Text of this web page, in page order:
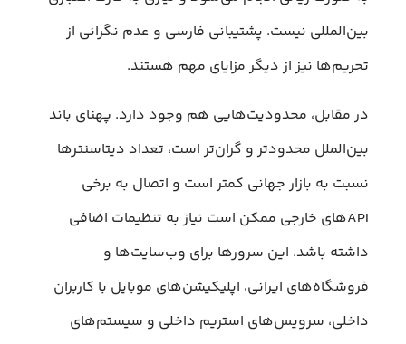
بین‌المللی نیست. پشتیبانی فارسی و عدم نگرانی از
تحریم‌ها نیز از دیگر مزایای مهم هستند.
در مقابل، محدودیت‌هایی هم وجود دارد. پهنای باند
بین‌الملل محدودتر و گران‌تر است، تعداد دیتاسنترها
نسبت به بازار جهانی کمتر است و اتصال به برخی
APIهای خارجی ممکن است نیاز به تنظیمات اضافی
داشته باشد. این سرورها برای وب‌سایت‌ها و
فروشگاه‌های ایرانی، اپلیکیشن‌های موبایل با کاربران
داخلی، سرویس‌های استریم داخلی و سیستم‌های